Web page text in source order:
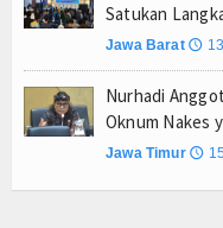
Satukan
Jawa Barat 🕔
Nurhadi
Oknum Nakes
Jawa Timur 🕔